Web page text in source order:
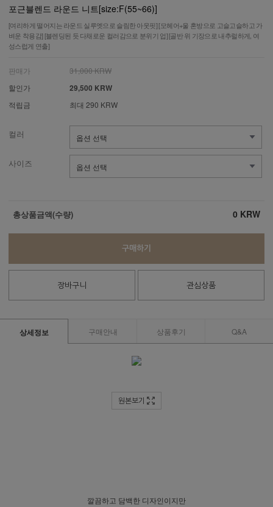
포근블렌드 라운드 니트[size:F(55~66)]
[여리하게 떨어지는 라운드 실루엣으로 슬림한 아웃핏] [모헤어+울 혼방으로 고슬고슬하고 가
벼운 착용감] [블렌딩된 듯 다채로운 컬러감으로 분위기 업] [골반 위 기장으로 내추럴하게, 여
성스럽게 연출]
판매가
31,000 KRW
할인가
29,500 KRW
적립금 최대 290 KRW
컬러
사이즈
총상품금액(수량) 0 KRW
구매하기
장바구니 관심상품
상세정보 구매안내 상품후기 Q&A
원본보기
깔끔하고 담백한 디자인이지만